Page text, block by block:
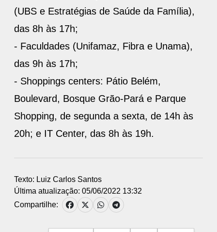
(UBS e Estratégias de Saúde da Família),
das 8h às 17h;
- Faculdades (Unifamaz, Fibra e Unama),
das 9h às 17h;
- Shoppings centers: Pátio Belém,
Boulevard, Bosque Grão-Pará e Parque
Shopping, de segunda a sexta, de 14h às
20h; e IT Center, das 8h às 19h.
Texto: Luiz Carlos Santos
Última atualização: 05/06/2022 13:32
Compartilhe: